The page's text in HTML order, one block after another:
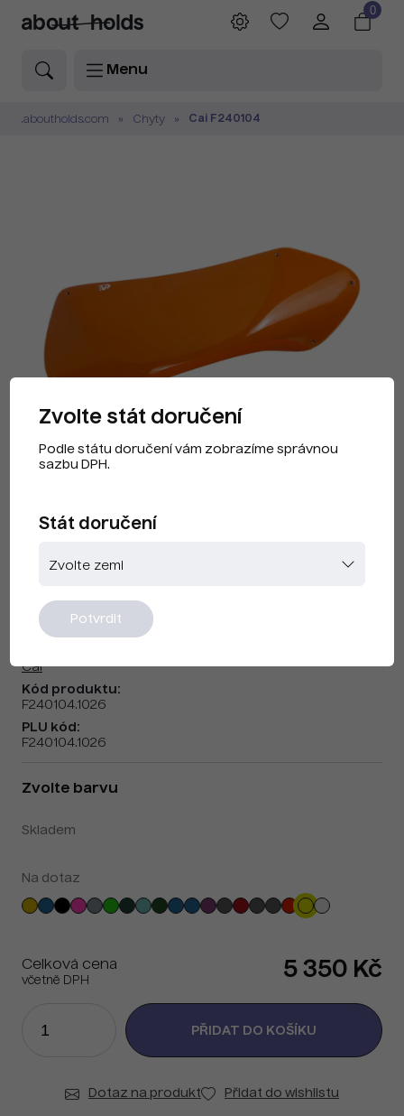
Menu
0
.aboutholds.com Chyty Cai F240104
CAI F240104 Fluorescenční Žlutá
Cai
Kód produktu:
F240104.1026
PLU kód:
F240104.1026
Zvolte barvu
Skladem
Na dotaz
Celková cena
včetně DPH 5 350 Kč
Dotaz na produkt Přidat do wishlistu
Zvolte stát doručení
Podle státu doručení vám zobrazíme správnou
sazbu DPH.
Stát doručení
Potvrdit